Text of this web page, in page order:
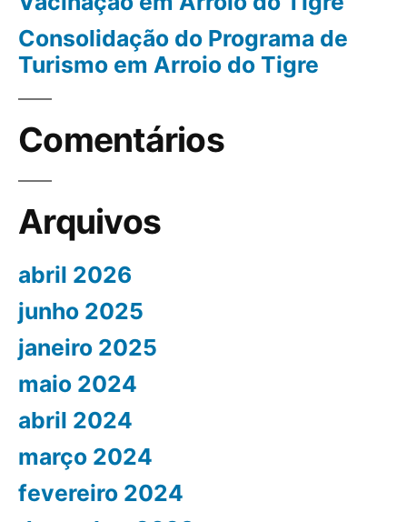
Consolidação do Programa de
Turismo em Arroio do Tigre
Comentários
Arquivos
abril 2026
junho 2025
janeiro 2025
maio 2024
abril 2024
março 2024
fevereiro 2024